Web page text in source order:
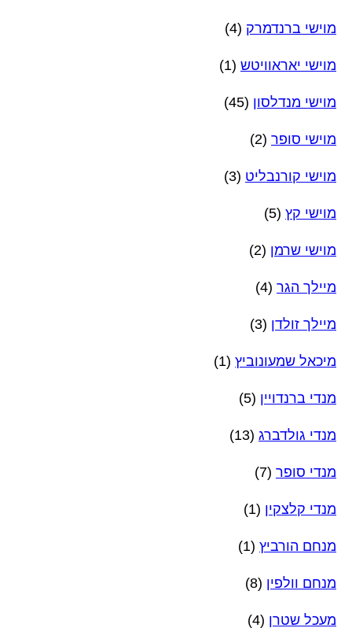
מוישי ברנדמרק (4)
מוישי יאראוויטש (1)
מוישי מנדלסון (45)
מוישי סופר (2)
מוישי קורנבליט (3)
מוישי קץ (5)
מוישי שרמן (2)
מיילך הגר (4)
מיילך זולדן (3)
מיכאל שמעונוביץ (1)
מנדי ברנדויין (5)
מנדי גולדברג (13)
מנדי סופר (7)
מנדי קלצקין (1)
מנחם הורביץ (1)
מנחם וולפין (8)
מעכל שטרן (4)